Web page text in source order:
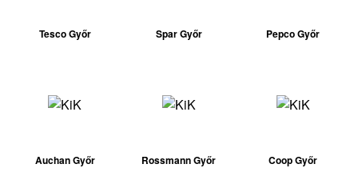
Tesco Győr Spar Győr Pepco Győr
Auchan Győr Rossmann Győr Coop Győr